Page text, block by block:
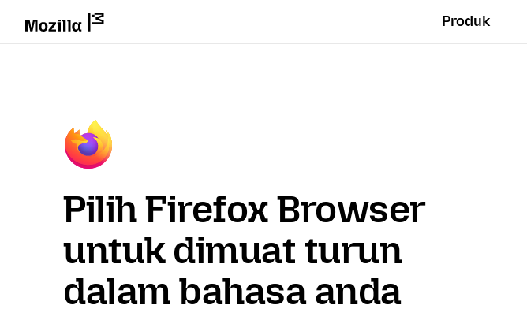
Produk
Pilih Firefox Browser
untuk dimuat turun
dalam bahasa anda